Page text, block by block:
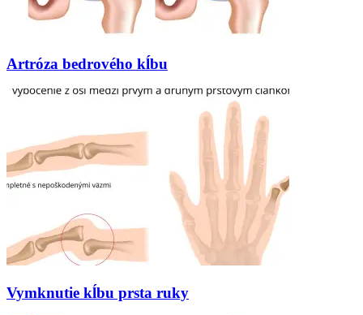
Artróza bedrového kĺbu
Vymknutie kĺbu prsta ruky